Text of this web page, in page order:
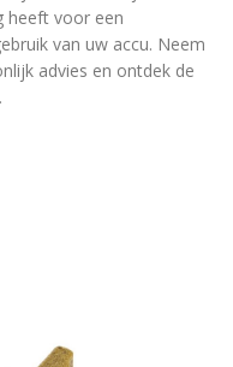
heeft voor een
van uw accu. Neem
advies en ontdek de